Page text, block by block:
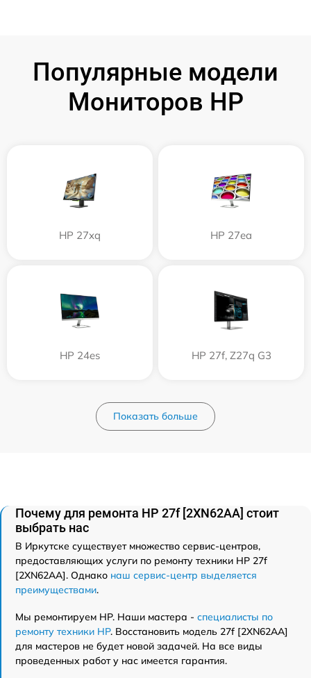
Популярные модели
Мониторов HP
HP 27xq HP 27ea
HP 24es HP 27f, Z27q G3
Показать больше
Почему для ремонта HP 27f [2XN62AA] стоит
выбрать нас
В Иркутске существует множество сервис-центров,
предоставляющих услуги по ремонту техники HP 27f
[2XN62AA]. Однако наш сервис-центр выделяется
преимуществами.
Мы ремонтируем HP. Наши мастера - специалисты по
ремонту техники HP. Восстановить модель 27f [2XN62AA]
для мастеров не будет новой задачей. На все виды
проведенных работ у нас имеется гарантия.